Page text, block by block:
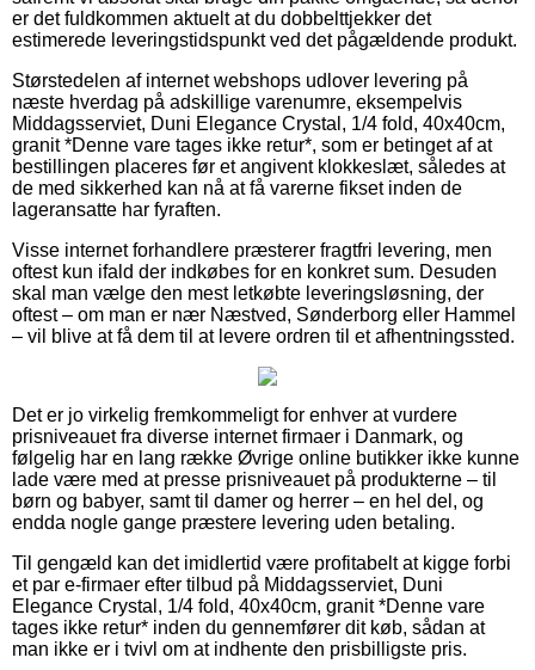
er det fuldkommen aktuelt at du dobbelttjekker det
estimerede leveringstidspunkt ved det pågældende produkt.
Størstedelen af internet webshops udlover levering på
næste hverdag på adskillige varenumre, eksempelvis
Middagsserviet, Duni Elegance Crystal, 1/4 fold, 40x40cm,
granit *Denne vare tages ikke retur*, som er betinget af at
bestillingen placeres før et angivent klokkeslæt, således at
de med sikkerhed kan nå at få varerne fikset inden de
lageransatte har fyraften.
Visse internet forhandlere præsterer fragtfri levering, men
oftest kun ifald der indkøbes for en konkret sum. Desuden
skal man vælge den mest letkøbte leveringsløsning, der
oftest – om man er nær Næstved, Sønderborg eller Hammel
– vil blive at få dem til at levere ordren til et afhentningssted.
Det er jo virkelig fremkommeligt for enhver at vurdere
prisniveauet fra diverse internet firmaer i Danmark, og
følgelig har en lang række Øvrige online butikker ikke kunne
lade være med at presse prisniveauet på produkterne – til
børn og babyer, samt til damer og herrer – en hel del, og
endda nogle gange præstere levering uden betaling.
Til gengæld kan det imidlertid være profitabelt at kigge forbi
et par e-firmaer efter tilbud på Middagsserviet, Duni
Elegance Crystal, 1/4 fold, 40x40cm, granit *Denne vare
tages ikke retur* inden du gennemfører dit køb, sådan at
man ikke er i tvivl om at indhente den prisbilligste pris.